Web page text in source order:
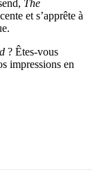
The
et s’apprête à
? Êtes-vous
impressions en